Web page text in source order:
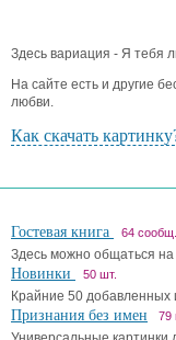
Здесь вариация - Я тебя
На сайте есть и другие
любви.
Как скачать
Гостевая книга 64 сообщ.
Здесь можно общаться
Новинки 50 шт.
Крайние 50 добавленных
Признания без имен 79